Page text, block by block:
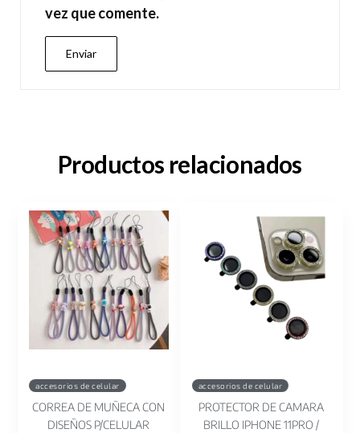
vez que comente.
Productos relacionados
accesorios de celular
CORREA DE MUÑECA CON
DISEÑOS P/CELULAR
accesorios de celular
PROTECTOR DE CAMARA
BRILLO IPHONE 11PRO /